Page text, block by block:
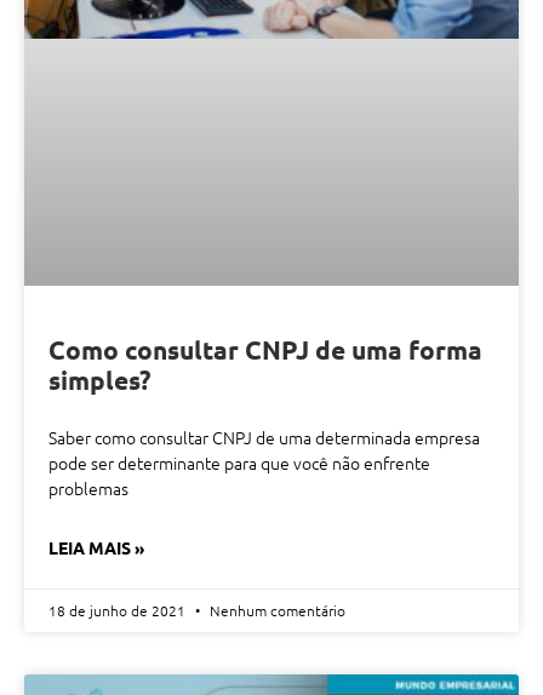
Como consultar CNPJ de uma forma
simples?
Saber como consultar CNPJ de uma determinada empresa
pode ser determinante para que você não enfrente
problemas
LEIA MAIS »
18 de junho de 2021 Nenhum comentário